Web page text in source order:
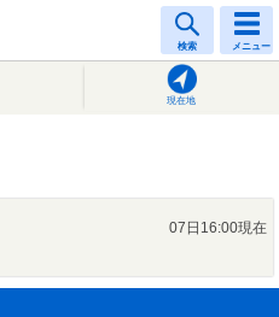
検索 メニュー
現在地
07日16:00現在